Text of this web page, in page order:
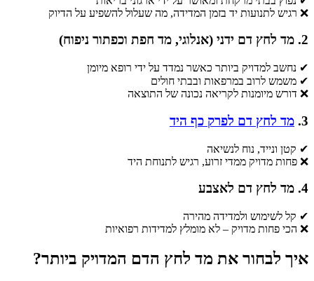
❌ רגיש לתנועות יד בזמן המדידה, מה שעלול להשפיע על הדיוק
2. מד לחץ דם ידני (אנלוגי, מד חפת וכפתור ניפוח)
✔ נחשב למדויק ביותר כאשר נמדד על ידי רופא מיומן
✔ משמש לרוב במרפאות ובבתי חולים
❌ דורש מיומנות לקריאה נכונה של התוצאה
3. מד לחץ דם לפרק כף היד
✔ קטן ונייד, נוח לנשיאה
❌ פחות מדויק ממדי זרוע, רגיש לתנוחת היד
4. מד לחץ דם לאצבע
✔ קל לשימוש ולמדידה מהירה
❌ הכי פחות מדויק – לא מומלץ למדידות רפואיות
איך לבחור את מד לחץ הדם המדויק ביותר?